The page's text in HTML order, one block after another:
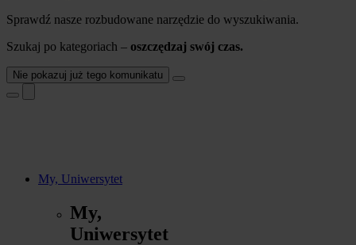
Sprawdź nasze rozbudowane narzędzie do wyszukiwania.
Szukaj po kategoriach – oszczędzaj swój czas.
Nie pokazuj już tego komunikatu
My, Uniwersytet
My,
Uniwersytet